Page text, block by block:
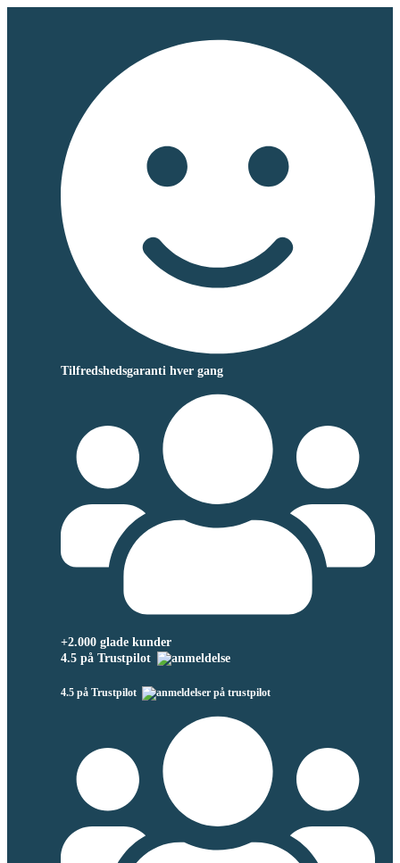
Tilfredshedsgaranti hver gang
+2.000 glade kunder
4.5 på Trustpilot
4.5 på Trustpilot